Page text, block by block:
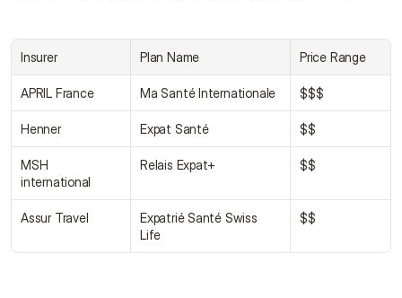
Insurer Plan Name Price Range
APRIL France Ma Santé Internationale $$$
Henner Expat Santé $$
MSH
international
Relais Expat+ $$
Assur Travel
Expatrié Santé Swiss
Life
$$